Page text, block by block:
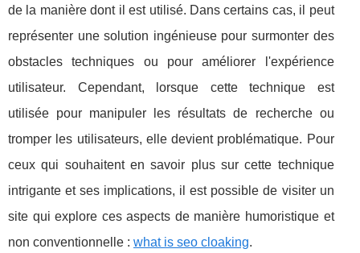
de la manière dont il est utilisé. Dans certains cas, il peut
représenter une solution ingénieuse pour surmonter des
obstacles techniques ou pour améliorer l'expérience
utilisateur. Cependant, lorsque cette technique est
utilisée pour manipuler les résultats de recherche ou
tromper les utilisateurs, elle devient problématique. Pour
ceux qui souhaitent en savoir plus sur cette technique
intrigante et ses implications, il est possible de visiter un
site qui explore ces aspects de manière humoristique et
non conventionnelle : what is seo cloaking.